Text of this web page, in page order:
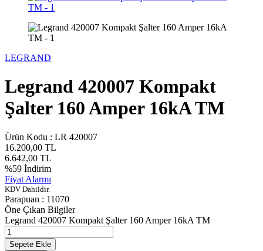
LEGRAND
Legrand 420007 Kompakt
Şalter 160 Amper 16kA TM
Ürün Kodu : LR 420007
16.200,00 TL
6.642,00 TL
%59 İndirim
Fiyat Alarmı
KDV Dahildir.
Parapuan : 11070
Öne Çıkan Bilgiler
Legrand 420007 Kompakt Şalter 160 Amper 16kA TM
Sepete Ekle